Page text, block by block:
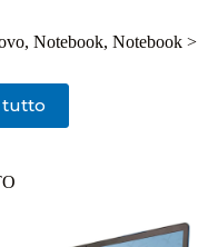
, Notebook, Notebook >
tutto